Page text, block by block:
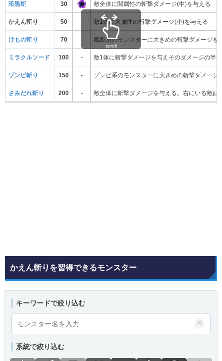
暗黒斬 30 敵全体に闇属性の斬撃ダメージ(中)を与える
かえん斬り 50 - 敵1体に火属性の斬撃ダメージ(小)を与える
けもの斬り 70 - 魔獣系のモンスターに大きめの斬撃ダメージを
ミラクルソード 100 - 敵1体に斬撃ダメージを与えそのダメージの半
ゾンビ斬り 150 - ゾンビ系のモンスターに大きめの斬撃ダメージ
さみだれ斬り 200 - 敵全体に斬撃ダメージを与える。右にいる敵j
scroll
かえん斬りを習得できるモンスター
キーワードで絞り込む
×
系統で絞り込む